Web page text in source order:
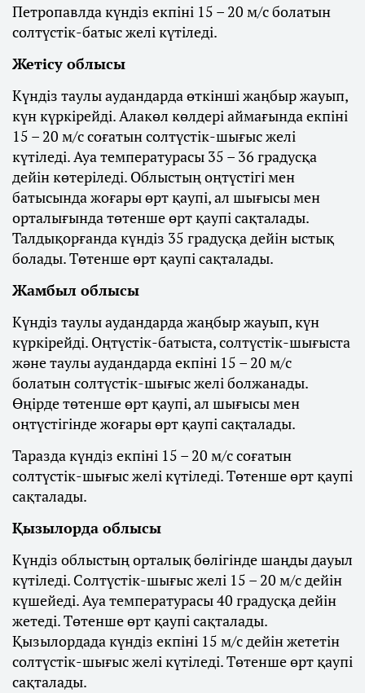
Петропавлда күндіз екпіні 15 – 20 м/с болатын
солтүстік-батыс желі күтіледі.
Жетісу облысы
Күндіз таулы аудандарда өткінші жаңбыр жауып,
күн күркірейді. Алакөл көлдері аймағында екпіні
15 – 20 м/с соғатын солтүстік-шығыс желі
күтіледі. Ауа температурасы 35 – 36 градусқа
дейін көтеріледі. Облыстың оңтүстігі мен
батысында жоғары өрт қаупі, ал шығысы мен
орталығында төтенше өрт қаупі сақталады.
Талдықорғанда күндіз 35 градусқа дейін ыстық
болады. Төтенше өрт қаупі сақталады.
Жамбыл облысы
Күндіз таулы аудандарда жаңбыр жауып, күн
күркірейді. Оңтүстік-батыста, солтүстік-шығыста
және таулы аудандарда екпіні 15 – 20 м/с
болатын солтүстік-шығыс желі болжанады.
Өңірде төтенше өрт қаупі, ал шығысы мен
оңтүстігінде жоғары өрт қаупі сақталады.
Таразда күндіз екпіні 15 – 20 м/с соғатын
солтүстік-шығыс желі күтіледі. Төтенше өрт қаупі
сақталады.
Қызылорда облысы
Күндіз облыстың орталық бөлігінде шаңды дауыл
күтіледі. Солтүстік-шығыс желі 15 – 20 м/с дейін
күшейеді. Ауа температурасы 40 градусқа дейін
жетеді. Төтенше өрт қаупі сақталады.
Қызылордада күндіз екпіні 15 м/с дейін жететін
солтүстік-шығыс желі күтіледі. Төтенше өрт қаупі
сақталады.